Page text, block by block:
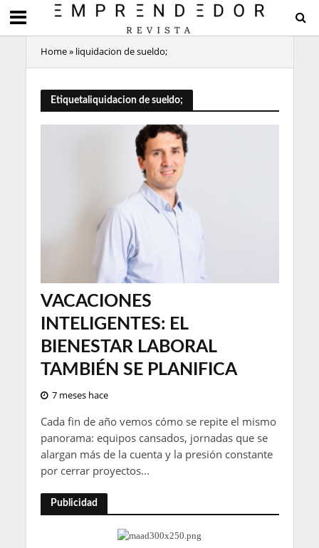
Home» liquidacion de sueldo;
Etiquetaliquidacion de sueldo;
VACACIONES
INTELIGENTES: EL
BIENESTAR LABORAL
TAMBIÉN SE PLANIFICA
7 meses hace
Cada fin de año vemos cómo se repite el mismo
panorama: equipos cansados, jornadas que se
alargan más de la cuenta y la presión constante
por cerrar proyectos...
Publicidad